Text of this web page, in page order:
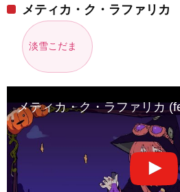
メティカ・ク・ラファリカ
淡雪こだま
メティカ・ク・ラファリカ